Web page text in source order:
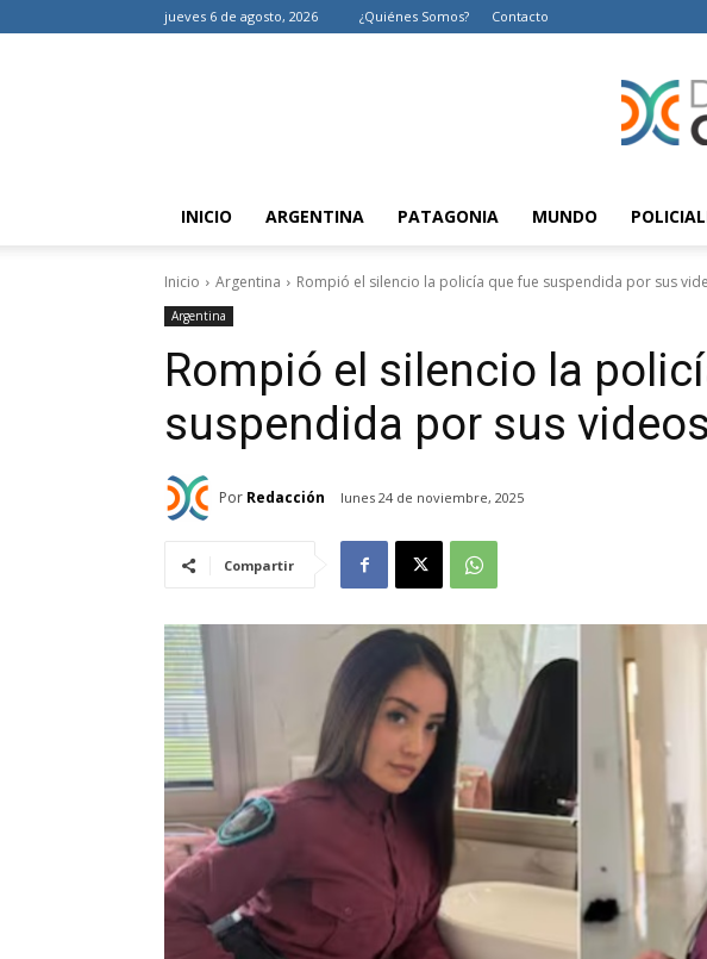
jueves 6 de agosto, 2026 ¿Quiénes Somos? Contacto
INICIO ARGENTINA PATAGONIA MUNDO
Inicio Argentina Rompió el silencio la policía que fue suspendida por sus
Argentina
Rompió el silencio la
suspendida por sus
Por Redacción lunes 24 de noviembre, 2025
Compartir